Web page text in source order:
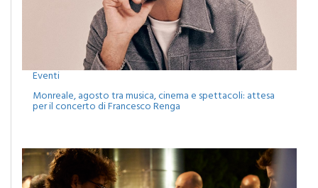
Monreale, agosto tra musica, cinema e spettacoli: attesa
per il concerto di Francesco Renga